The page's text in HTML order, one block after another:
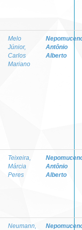
Melo
Júnior,
Carlos
Mariano
Antônio
Alberto
Teixeira,
Márcia
Peres
Antônio
Alberto
Neumann,